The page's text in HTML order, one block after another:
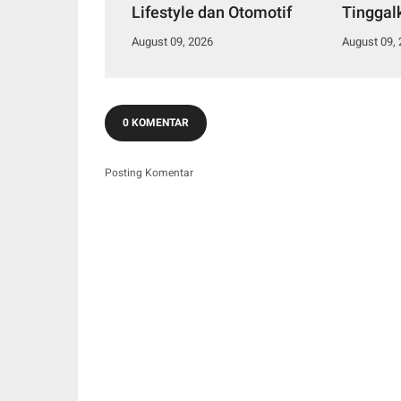
Lifestyle dan Otomotif
August 09, 2026 August 09,
0 KOMENTAR
Posting Komentar